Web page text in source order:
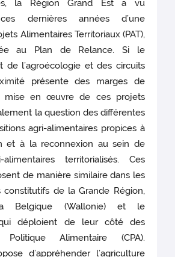
la Région Grand Est a vu
ces dernières années d’une
Alimentaires Territoriaux (PAT),
au Plan de Relance. Si le
de l’agroécologie et des circuits
présente des marges de
mise en œuvre de ces projets
la question des différentes
agri-alimentaires propices à
et à la reconnexion au sein de
territorialisés. Ces
de manière similaire dans les
constitutifs de la Grande Région,
Belgique (Wallonie) et le
déploient de leur côté des
Alimentaire (CPA).
d’appréhender l’agriculture